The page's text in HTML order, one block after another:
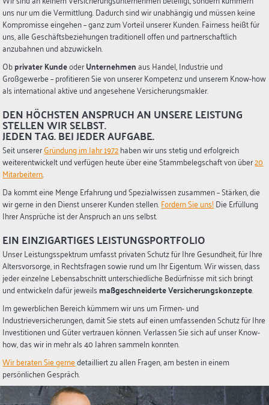
uns nur um die Vermittlung. Dadurch sind wir unabhängig und müssen keine
Kompromisse eingehen – ganz zum Vorteil unserer Kunden. Fairness heißt für
uns, alle Geschäftsbeziehungen traditionell offen und partnerschaftlich
anzubahnen und abzuwickeln.
Obprivater KundeoderUnternehmenaus Handel, Industrie und
Großgewerbe – profitieren Sie von unserer Kompetenz und unserem Know-how
als international aktive und angesehene Versicherungsmakler.
DEN HÖCHSTEN ANSPRUCH AN UNSERE LEISTUNG
STELLEN WIR SELBST.
JEDEN TAG. BEI JEDER AUFGABE.
Seit unsererGründung im Jahr 1972haben wir uns stetig und erfolgreich
weiterentwickelt und verfügen heute über eine Stammbelegschaft von über20
Mitarbeitern.
Da kommt eine Menge Erfahrung und Spezialwissen zusammen – Stärken, die
wir gerne in den Dienst unserer Kunden stellen.Fordern Sie uns! Die Erfüllung
Ihrer Ansprüche ist der Anspruch an uns selbst.
EIN EINZIGARTIGES LEISTUNGSPORTFOLIO
Unser Leistungsspektrum umfasst privaten Schutz für Ihre Gesundheit, für Ihre
Altersvorsorge, in Rechtsfragen sowie rund um Ihr Eigentum. Wir wissen, dass
jeder einzelne Lebensabschnitt unterschiedliche Bedürfnisse mit sich bringt
und entwickeln dafür jeweilsmaßgeschneiderte Versicherungskonzepte.
Im gewerblichen Bereich kümmern wir uns um Firmen- und
Industrieversicherungen, damit Sie stets auf einen umfassenden Schutz für Ihre
Investitionen und Güter vertrauen können. Verlassen Sie sich auf unser Know-
how, das wir in mehr als 40 Jahren sammeln konnten.
Wir beraten Sie gernedetailliert zu allen Fragen, am besten in einem
persönlichen Gespräch.